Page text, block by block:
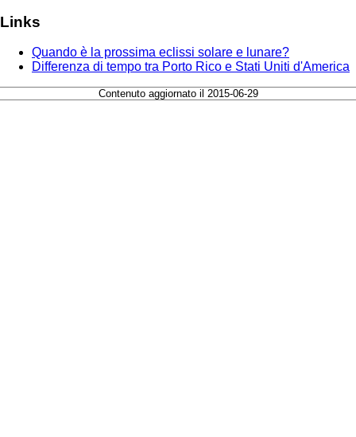
Links
Quando è la prossima eclissi solare e lunare?
Differenza di tempo tra Porto Rico e Stati Uniti d'America
Contenuto aggiornato il 2015-06-29